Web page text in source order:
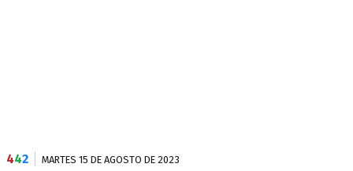
442 MARTES 15 DE AGOSTO DE 2023